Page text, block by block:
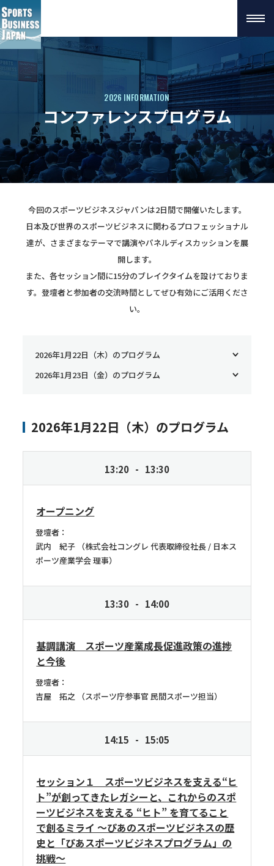
2026 INFORMATION
コンファレンスプログラム
今回のスポーツビジネスジャパンは2日間で開催いたします。
日本及び世界のスポーツビジネスに関わるプロフェッショナル
達が、さまざまなテーマで講演やパネルディスカッションを展
開します。
また、各セッション間に15分のブレイクタイムを設けておりま
す。登壇者と参加者の交流時間としてぜひ有効にご活用くださ
い。
2026年1月22日（木）のプログラム
2026年1月23日（金）のプログラム
2026年1月22日（木）のプログラム
13:20 13:30
オープニング
登壇者：
武内 紀子
株式会社コングレ 代表取締役社長 / 日本ス
ポーツ産業学会 理事
13:30 14:00
基調講演 スポーツ産業成長促進政策の進捗
と今後
登壇者：
吉屋 拓之
スポーツ庁参事官 民間スポーツ担当
14:15 15:05
セッション１ スポーツビジネスを支える“ヒ
ト”が創ってきたレガシーと、これからのスポ
ーツビジネスを支える “ヒト” を育てること
で創るミライ ～ぴあのスポーツビジネスの歴
史と「ぴあスポーツビジネスプログラム」の
挑戦～